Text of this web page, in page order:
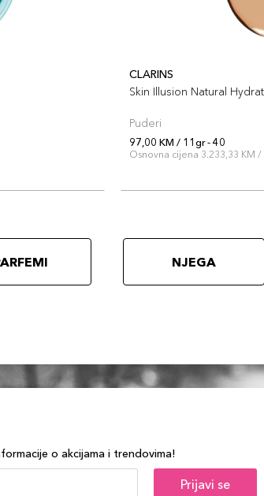
CLARINS
Skin Illusion Natural
Puderi
97,00 KM / 11gr - 40
Osnovna cijena 3.233,33 KM /
NJEGA
o akcijama i trendovima!
Prijavi se